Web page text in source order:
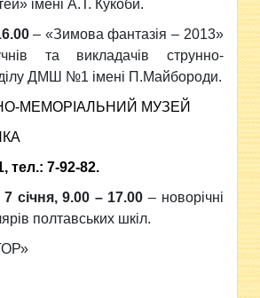
» імені А.Т. Кукоби.
– «Зимова фантазія – 2013»
та викладачів струнно-
ДМШ №1 імені П.Майбороди.
МЕМОРІАЛЬНИЙ МУЗЕЙ
тел.: 7-92-82.
січня, 9.00 – 17.00 – новорічні
полтавських шкіл.
»